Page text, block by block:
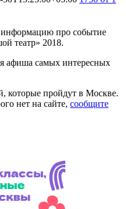
про событие
театр» 2018.
афиша самых интересных
которые пройдут в Москве.
нет на сайте, сообщите